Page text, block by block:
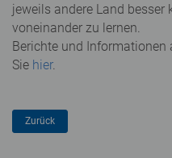
jeweils andere Land besser
voneinander zu lernen.
Berichte und
Sie hier.